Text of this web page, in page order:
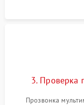
3. Проверка
Прозвонка